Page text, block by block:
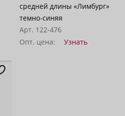
средней длины «Лимбург»
темно-синяя
Арт. 122-476
Опт. цена:
Узнать